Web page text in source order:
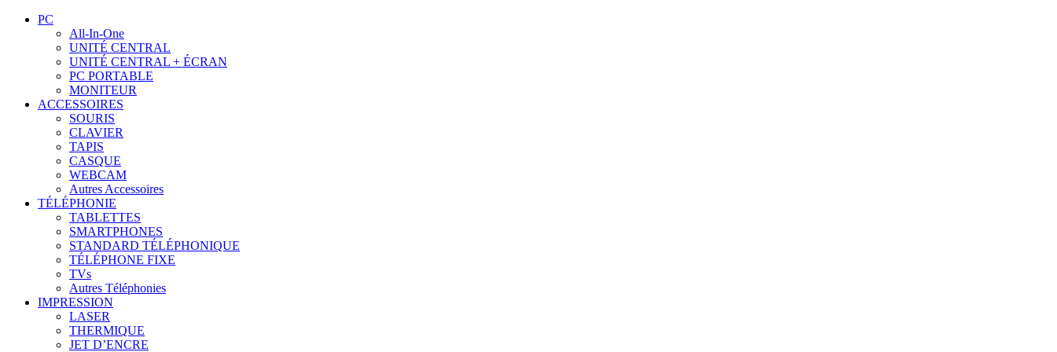
PC
All-In-One
UNITÉ CENTRAL
UNITÉ CENTRAL + ÉCRAN
PC PORTABLE
MONITEUR
ACCESSOIRES
SOURIS
CLAVIER
TAPIS
CASQUE
WEBCAM
Autres Accessoires
TÉLÉPHONIE
TABLETTES
SMARTPHONES
STANDARD TÉLÉPHONIQUE
TÉLÉPHONE FIXE
TVs
Autres Téléphonies
IMPRESSION
LASER
THERMIQUE
JET D’ENCRE